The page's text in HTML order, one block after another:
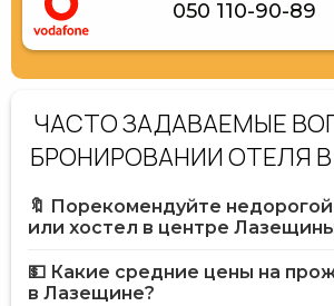
050 110-90-89
ЧАСТО ЗАДАВАЕМЫЕ
БРОНИРОВАНИИ ОТЕЛЯ
🔖 Порекомендуйте
или хостел в центре
💵 Какие средние цены на
в Лазещине?